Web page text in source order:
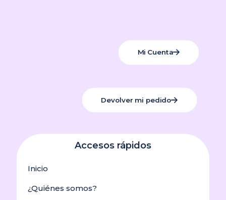
Mi Cuenta
Devolver mi pedido
Accesos rápidos
Inicio
¿Quiénes somos?